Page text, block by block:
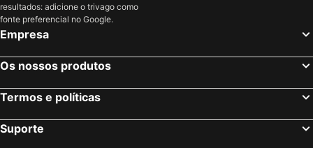
resultados: adicione o trivago como
fonte preferencial no Google.
Empresa
Os nossos produtos
Termos e políticas
Suporte